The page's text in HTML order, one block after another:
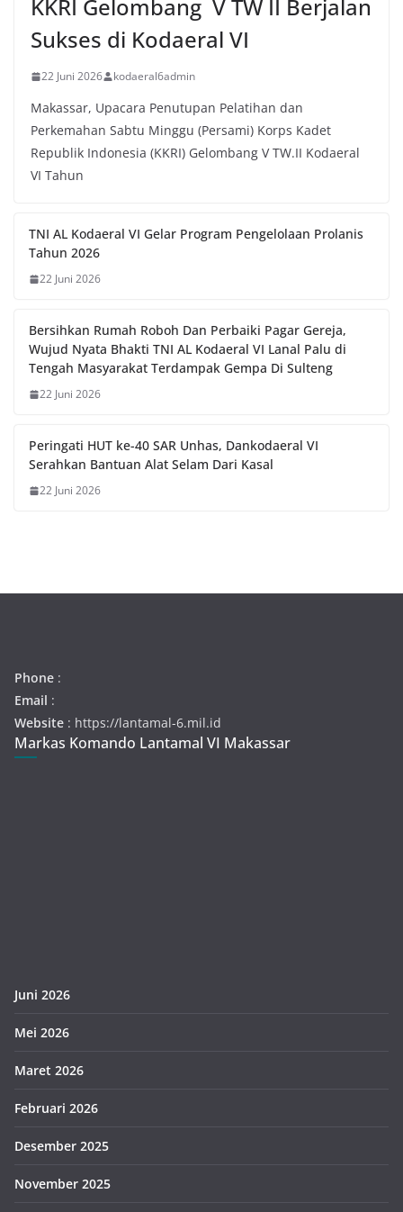
KKRI Gelombang V TW II Berjalan
Sukses di Kodaeral VI
22 Juni 2026 kodaeral6admin
Makassar, Upacara Penutupan Pelatihan dan
Perkemahan Sabtu Minggu (Persami) Korps Kadet
Republik Indonesia (KKRI) Gelombang V TW.II Kodaeral
VI Tahun
TNI AL Kodaeral VI Gelar Program Pengelolaan Prolanis
Tahun 2026
22 Juni 2026
Bersihkan Rumah Roboh Dan Perbaiki Pagar Gereja,
Wujud Nyata Bhakti TNI AL Kodaeral VI Lanal Palu di
Tengah Masyarakat Terdampak Gempa Di Sulteng
22 Juni 2026
Peringati HUT ke-40 SAR Unhas, Dankodaeral VI
Serahkan Bantuan Alat Selam Dari Kasal
22 Juni 2026
Phone :
Email :
Website : https://lantamal-6.mil.id
Markas Komando Lantamal VI Makassar
Juni 2026
Mei 2026
Maret 2026
Februari 2026
Desember 2025
November 2025